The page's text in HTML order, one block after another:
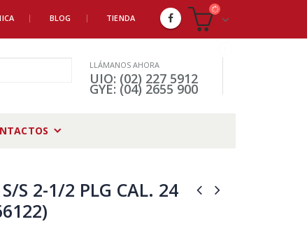
BLOG TIENDA
LLÁMANOS AHORA
UIO: (02) 227 5912
GYE: (04) 2655 900
S 2-1/2 PLG CAL. 24